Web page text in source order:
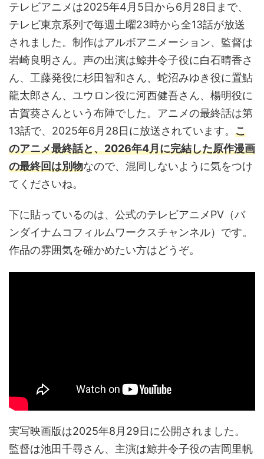
テレビアニメは2025年4月5日から6月28日まで、
テレビ東京系列で毎週土曜23時から全13話が放送
されました。制作はアルボアニメーション、監督は
岩崎良明さん。声の出演は鯨井令子役に白石晴香さ
ん、工藤発役に杉田智和さん、蛇沼みゆき役に置鮎
龍太郎さん、ユウロン役に河西健吾さん、楊明役に
古賀葵さんという布陣でした。アニメの最終話は第
13話で、2025年6月28日に放送されています。 こ
のアニメ最終話と、2026年4月に完結した原作漫画
の最終回は別物なので、混同しないように気をつけ
てくださいね。
下に貼っているのは、公式のテレビアニメPV（バ
ンダイナムコフィルムワークスチャンネル）です。
作品の雰囲気を確かめたい方はどうぞ。
実写映画版は2025年8月29日に公開されました。
監督は池田千尋さん、主演は鯨井令子役の吉岡里帆